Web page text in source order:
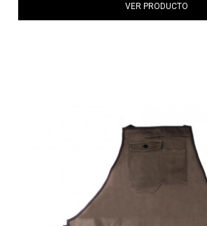
VER PRODUCTO